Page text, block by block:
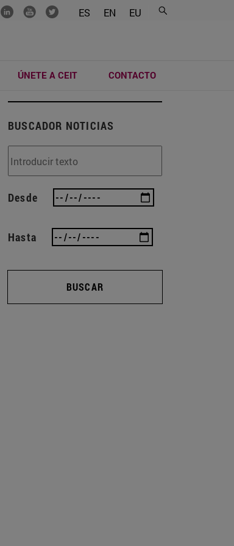
ES EN EU
....... ....... .......
ÚNETE A CEIT CONTACTO
BUSCADOR NOTICIAS
Desde
Hasta
BUSCAR